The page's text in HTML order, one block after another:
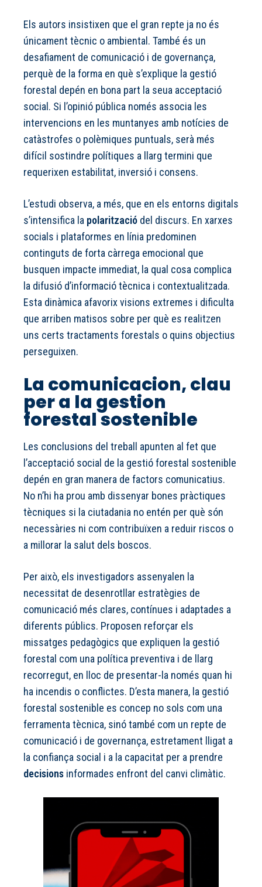
Els autors insistixen que el gran repte ja no és
únicament tècnic o ambiental. També és un
desafiament de comunicació i de governança,
perquè de la forma en què s’explique la gestió
forestal depén en bona part la seua acceptació
social. Si l’opinió pública només associa les
intervencions en les muntanyes amb notícies de
catàstrofes o polèmiques puntuals, serà més
difícil sostindre polítiques a llarg termini que
requerixen estabilitat, inversió i consens.
L’estudi observa, a més, que en els entorns digitals
s’intensifica la polarització del discurs. En xarxes
socials i plataformes en línia predominen
continguts de forta càrrega emocional que
busquen impacte immediat, la qual cosa complica
la difusió d’informació tècnica i contextualitzada.
Esta dinàmica afavorix visions extremes i dificulta
que arriben matisos sobre per què es realitzen
uns certs tractaments forestals o quins objectius
perseguixen.
La comunicacion, clau
per a la gestion
forestal sostenible
Les conclusions del treball apunten al fet que
l’acceptació social de la gestió forestal sostenible
depén en gran manera de factors comunicatius.
No n’hi ha prou amb dissenyar bones pràctiques
tècniques si la ciutadania no entén per què són
necessàries ni com contribuïxen a reduir riscos o
a millorar la salut dels boscos.
Per això, els investigadors assenyalen la
necessitat de desenrotllar estratègies de
comunicació més clares, contínues i adaptades a
diferents públics. Proposen reforçar els
missatges pedagògics que expliquen la gestió
forestal com una política preventiva i de llarg
recorregut, en lloc de presentar-la només quan hi
ha incendis o conflictes. D’esta manera, la gestió
forestal sostenible es concep no sols com una
ferramenta tècnica, sinó també com un repte de
comunicació i de governança, estretament lligat a
la confiança social i a la capacitat per a prendre
decisions informades enfront del canvi climàtic.